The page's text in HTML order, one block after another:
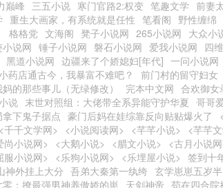
巅峰 三五小说 寒门官路2:权变 笔趣文学 前妻
重生大画家，有系统就是任性 笔看阁 野性缠绵
格格党 文海阁 凳子小说网 265小说网 大众小
说网 锤子小说网 磐石小说网 爱我小说网 四
黑道小说网 边疆来了个娇媳妇[年代] 一问小说网
药店通古今，我暴富不难吧？ 前门村的留守妇女
的那些事儿（无绿修改） 完本中文网 合欢御女
说 末世对照组：大佬带全系异能守护华夏 哥哥
下鬼子据点 豪门后妈在娃综靠反向贴贴爆火了
<千千文学网> <小说阅读网> <芊芊小说> <芊芊
尚小说网> <大鹅小说> <腊文小说> <古月小说
服小说网> <乐狗小说网> <乐埋屋小说> 签到十
神外挂上大分 吾弟大秦第一纨绔 玄学崽崽五岁
零：撩最强男神养傲娇的崽 天剑神帝 苟在四合院